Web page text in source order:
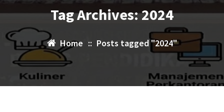
Tag Archives: 2024
Home :: Posts tagged "2024"